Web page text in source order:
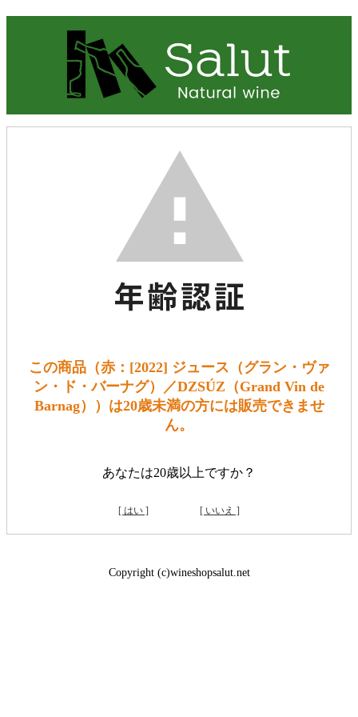
この商品（赤：[2022] ジュース（グラン・ヴァ
ン・ド・バーナグ）／DZSÚZ（Grand Vin de
Barnag））は20歳未満の方には販売できませ
ん。
あなたは20歳以上ですか？
[ はい ] [ いいえ ]
Copyright (c)wineshopsalut.net